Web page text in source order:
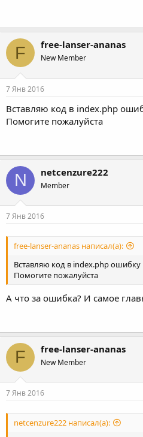
F free-lanser-ananas
New Member
7 Янв 2016
Вставляю код в index.php
Помогите пожалуйста
N netcenzure222
Member
7 Янв 2016
free-lanser-ananas написал(а):
Вставляю код в index.php
Помогите пожалуйста
А что за ошибка? И самое
F free-lanser-ananas
New Member
7 Янв 2016
netcenzure222 написал(а):